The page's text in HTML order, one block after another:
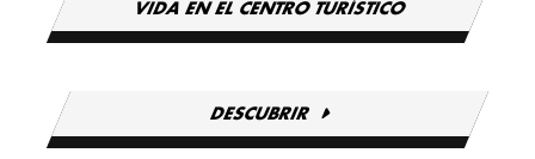
VIDA EN EL CENTRO TURÍSTICO
DESCUBRIR